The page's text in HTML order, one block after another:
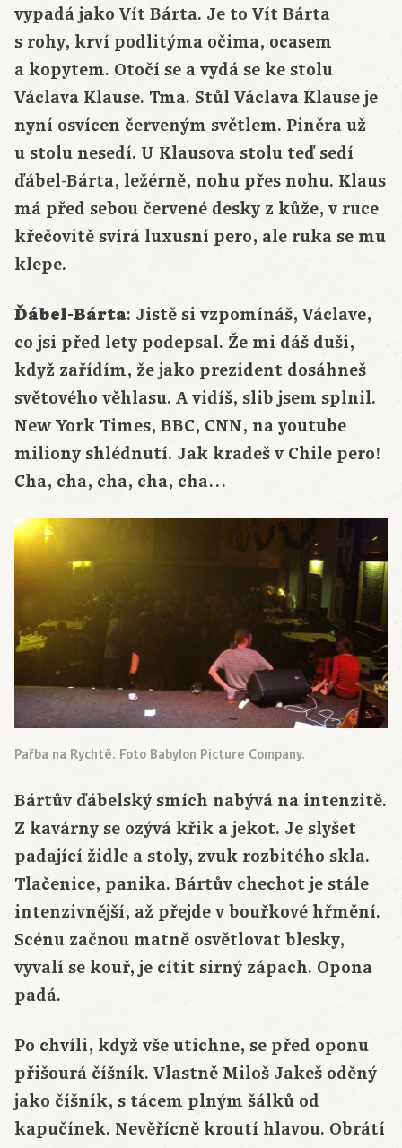
vypadá jako Vít Bárta. Je to Vít Bárta
s rohy, krví podlitýma očima, ocasem
a kopytem. Otočí se a vydá se ke stolu
Václava Klause. Tma. Stůl Václava Klause je
nyní osvícen červeným světlem. Piněra už
u stolu nesedí. U Klausova stolu teď sedí
ďábel-Bárta, ležérně, nohu přes nohu. Klaus
má před sebou červené desky z kůže, v ruce
křečovitě svírá luxusní pero, ale ruka se mu
klepe.
Ďábel-Bárta: Jistě si vzpomínáš, Václave,
co jsi před lety podepsal. Že mi dáš duši,
když zařídím, že jako prezident dosáhneš
světového věhlasu. A vidíš, slib jsem splnil.
New York Times, BBC, CNN, na youtube
miliony shlédnutí. Jak kradeš v Chile pero!
Cha, cha, cha, cha, cha…
Pařba na Rychtě. Foto Babylon Picture Company.
Bártův ďábelský smích nabývá na intenzitě.
Z kavárny se ozývá křik a jekot. Je slyšet
padající židle a stoly, zvuk rozbitého skla.
Tlačenice, panika. Bártův chechot je stále
intenzivnější, až přejde v bouřkové hřmění.
Scénu začnou matně osvětlovat blesky,
vyvalí se kouř, je cítit sirný zápach. Opona
padá.
Po chvíli, když vše utichne, se před oponu
přišourá číšník. Vlastně Miloš Jakeš oděný
jako číšník, s tácem plným šálků od
kapučínek. Nevěřícně kroutí hlavou. Obrátí